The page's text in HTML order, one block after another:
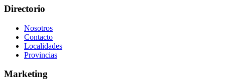
Directorio
Nosotros
Contacto
Localidades
Provincias
Marketing